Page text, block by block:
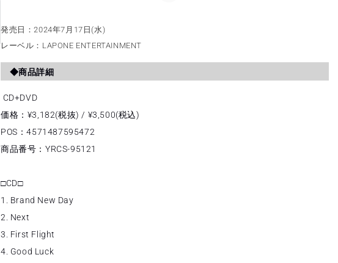
発売日：2024年7月17日(水)
レーベル：LAPONE ENTERTAINMENT
◆商品詳細
CD+DVD
価格：¥3,182(税抜) / ¥3,500(税込)
POS：4571487595472
商品番号：YRCS-95121
□CD□
1. Brand New Day
2. Next
3. First Flight
4. Good Luck